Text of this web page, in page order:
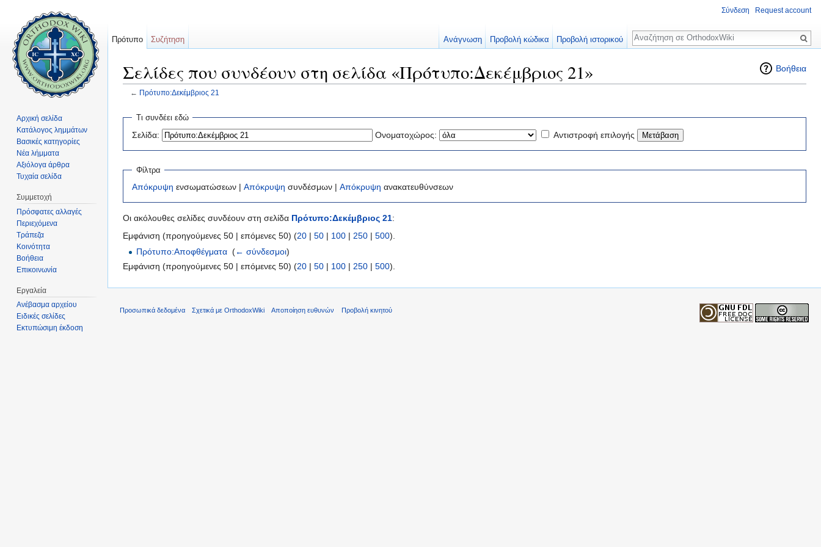
Βοήθεια
Σελίδες που συνδέουν στη σελίδα «Πρότυπο:Δεκέμβριος 21»
← Πρότυπο:Δεκέμβριος 21
Τι συνδέει εδώ
Σελίδα: Ονοματοχώρος: Αντιστροφή επιλογής
Φίλτρα
Απόκρυψη ενσωματώσεων | Απόκρυψη συνδέσμων | Απόκρυψη ανακατευθύνσεων
Οι ακόλουθες σελίδες συνδέουν στη σελίδα Πρότυπο:Δεκέμβριος 21:
Εμφάνιση (προηγούμενες 50 | επόμενες 50) (20 | 50 | 100 | 250 | 500).
Πρότυπο:Αποφθέγματα ‎(← σύνδεσμοι)
Εμφάνιση (προηγούμενες 50 | επόμενες 50) (20 | 50 | 100 | 250 | 500).
Σύνδεση Request account
Πρότυπο Συζήτηση Ανάγνωση Προβολή κώδικα Προβολή ιστορικού
Αναζήτηση
Αρχική σελίδα
Κατάλογος λημμάτων
Βασικές κατηγορίες
Νέα λήμματα
Αξιόλογα άρθρα
Τυχαία σελίδα
Συμμετοχή
Πρόσφατες αλλαγές
Περιεχόμενα
Τράπεζα
Κοινότητα
Βοήθεια
Επικοινωνία
Εργαλεία
Ανέβασμα αρχείου
Ειδικές σελίδες
Εκτυπώσιμη έκδοση
Προσωπικά δεδομένα Σχετικά με OrthodoxWiki Αποποίηση ευθυνών Προβολή κινητού